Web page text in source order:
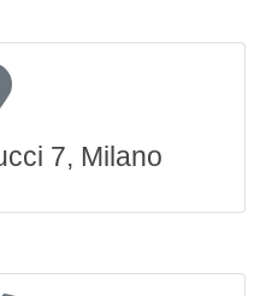
7, Milano